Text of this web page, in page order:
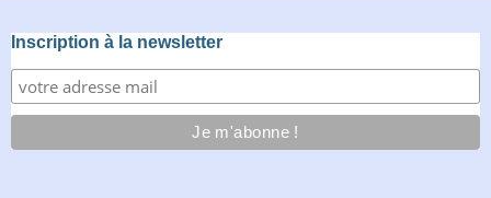
Inscription à la newsletter